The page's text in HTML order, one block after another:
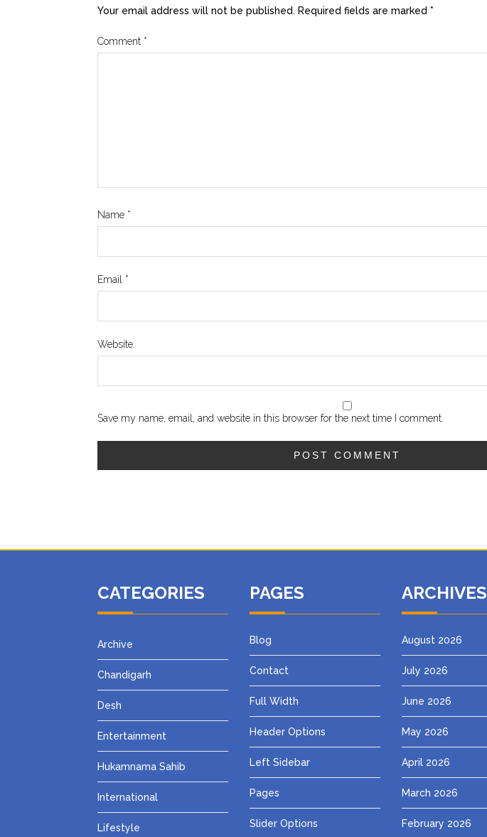
Your email address will not be published. Required fields are marked *
Comment *
Name *
Email *
Website
Save my name, email, and website in this browser for the next time I comment.
CATEGORIES
Archive
Chandigarh
Desh
Entertainment
Hukamnama Sahib
International
Lifestyle
PAGES
Blog
Contact
Full Width
Header Options
Left Sidebar
Pages
Slider Options
ARCHIVES
August 2026
July 2026
June 2026
May 2026
April 2026
March 2026
February 2026